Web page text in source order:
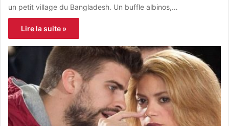
un petit village du Bangladesh. Un buffle albinos,…
Lire la suite »